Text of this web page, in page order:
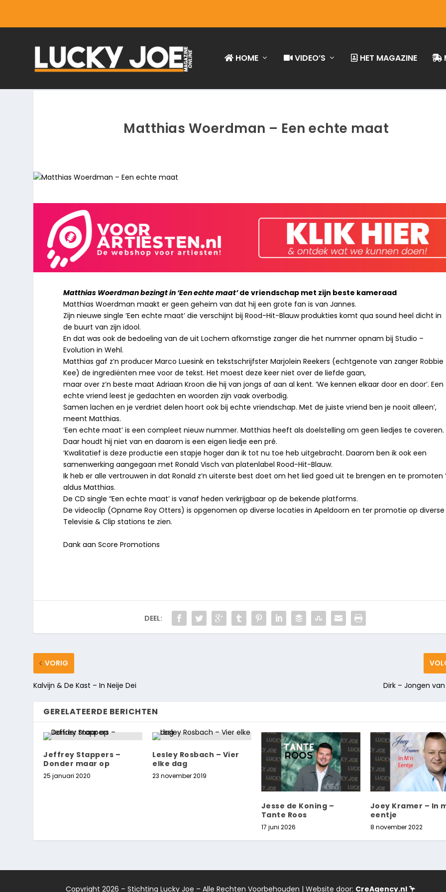
HOME VIDEO’S HET MAGAZINE
Matthias Woerdman – Een echte maat
Matthias Woerdman bezingt in ‘Een echte maat’de vriendschap met zijn beste kameraad
Matthias Woerdman maakt er geen geheim van dat hij een grote fan is van Jannes.
Zijn nieuwe single ‘Een echte maat’ die verschijnt bij Rood-Hit-Blauw produkties komt qua sound heel dicht in
de buurt van zijn idool.
En dat was ook de bedoeling van de uit Lochem afkomstige zanger die het nummer opnam bij Studio –
Evolution in Wehl.
Matthias gaf z’n producer Marco Luesink en tekstschrijfster Marjolein Reekers (echtgenote van zanger Robbie
Kee) de ingrediënten mee voor de tekst. Het moest deze keer niet over de liefde gaan,
maar over z’n beste maat Adriaan Kroon die hij van jongs af aan al kent. ‘We kennen elkaar door en door’. Een
echte vriend leest je gedachten en woorden zijn vaak overbodig.
Samen lachen en je verdriet delen hoort ook bij echte vriendschap. Met de juiste vriend ben je nooit alleen’,
meent Matthias.
‘Een echte maat’ is een compleet nieuw nummer. Matthias heeft als doelstelling om geen liedjes te coveren.
Daar houdt hij niet van en daarom is een eigen liedje een pré.
‘Kwalitatief is deze productie een stapje hoger dan ik tot nu toe heb uitgebracht. Daarom ben ik ook een
samenwerking aangegaan met Ronald Visch van platenlabel Rood-Hit-Blauw.
Ik heb er alle vertrouwen in dat Ronald z’n uiterste best doet om het lied goed uit te brengen en te promoten
aldus Matthias.
De CD single “Een echte maat’ is vanaf heden verkrijgbaar op de bekende platforms.
De videoclip (Opname Roy Otters) is opgenomen op diverse locaties in Apeldoorn en ter promotie op diverse
Televisie & Clip stations te zien.
Dank aan Score Promotions
DEEL:
VORIG
Kalvijn & De Kast – In Neije Dei Dirk – Jongen
GERELATEERDE BERICHTEN
Jeffrey Stappers –
Donder maar op
25 januari 2020
Lesley Rosbach – Vier
elke dag
23 november 2019
Jesse de Koning –
Tante Roos
17 juni 2026
Joey Kramer – In
eentje
8 november 2022
Copyright 2026 – Stichting Lucky Joe – Alle Rechten Voorbehouden | Website door: CreAgency.nl 🦩